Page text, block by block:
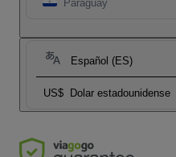
Paraguay
Español (ES)
US$ Dolar estadounidense